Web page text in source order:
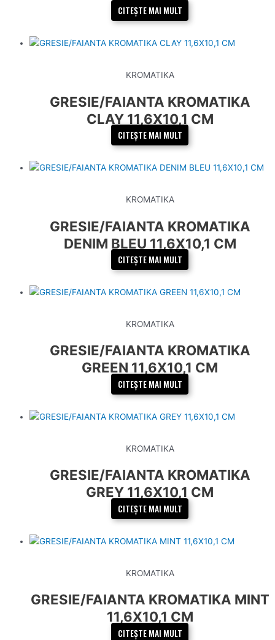
CITEȘTE MAI MULT
KROMATIKA
GRESIE/FAIANTA KROMATIKA
CLAY 11,6X10,1 CM
CITEȘTE MAI MULT
KROMATIKA
GRESIE/FAIANTA KROMATIKA
DENIM BLEU 11,6X10,1 CM
CITEȘTE MAI MULT
KROMATIKA
GRESIE/FAIANTA KROMATIKA
GREEN 11,6X10,1 CM
CITEȘTE MAI MULT
KROMATIKA
GRESIE/FAIANTA KROMATIKA
GREY 11,6X10,1 CM
CITEȘTE MAI MULT
KROMATIKA
GRESIE/FAIANTA KROMATIKA MINT
11,6X10,1 CM
CITEȘTE MAI MULT